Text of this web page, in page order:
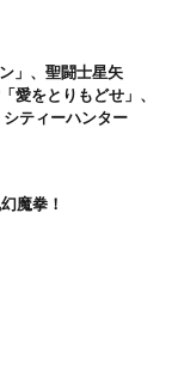
」、聖闘士星矢
愛をとりもどせ」、
ティーハンター
魔拳！